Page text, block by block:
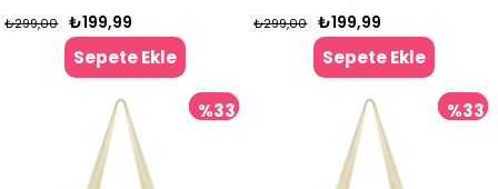
₺199,99
₺299,00
Sepete Ekle
₺199,99
₺299,00
Sepete Ekle
%33 %33